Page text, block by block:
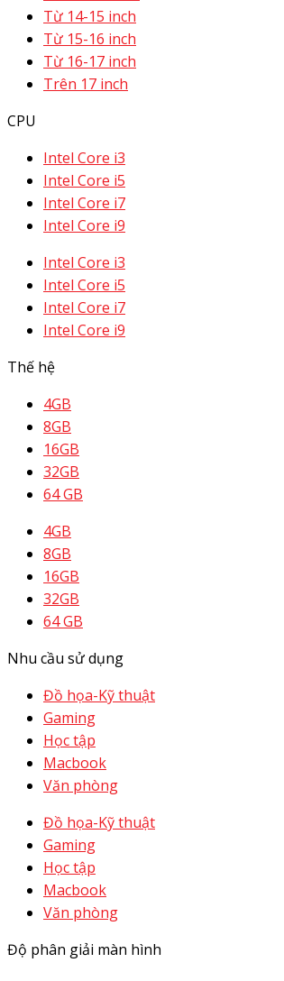
Từ 14-15 inch
Từ 15-16 inch
Từ 16-17 inch
Trên 17 inch
CPU
Intel Core i3
Intel Core i5
Intel Core i7
Intel Core i9
Intel Core i3
Intel Core i5
Intel Core i7
Intel Core i9
Thế hệ
4GB
8GB
16GB
32GB
64 GB
4GB
8GB
16GB
32GB
64 GB
Nhu cầu sử dụng
Đồ họa-Kỹ thuật
Gaming
Học tập
Macbook
Văn phòng
Đồ họa-Kỹ thuật
Gaming
Học tập
Macbook
Văn phòng
Độ phân giải màn hình